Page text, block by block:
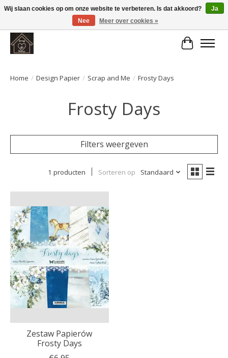
Large selection of products and fast shipping!
Home / Design Papier / Scrap and Me / Frosty Days
Frosty Days
Filters weergeven
1 producten Sorteren op Standaard
Zestaw Papierów
Frosty Days
Wij slaan cookies op om onze website te verbeteren. Is dat akkoord?
Ja
Nee
Meer over cookies »